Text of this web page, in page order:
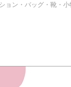
知識
ますよって説
ョン・バッグ・靴・